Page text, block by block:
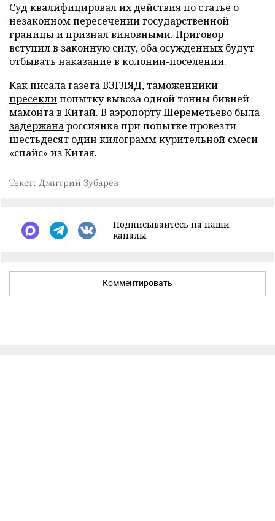
Суд квалифицировал их действия по статье о
незаконном пересечении государственной
границы и признал виновными. Приговор
вступил в законную силу, оба осужденных будут
отбывать наказание в колонии-поселении.
Как писала газета ВЗГЛЯД, таможенники
пресеклипопытку вывоза одной тонны бивней
мамонта в Китай. В аэропорту Шереметьево была
задержанароссиянка при попытке провезти
шестьдесят один килограмм курительной смеси
«спайс» из Китая.
Текст: Дмитрий Зубарев
Подписывайтесь на наши
каналы
Комментировать